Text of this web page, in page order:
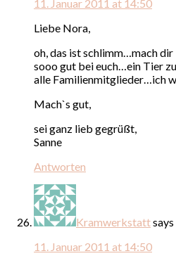
11. Januar 2011 at 14:50
Liebe Nora,
oh, das ist schlimm…mach
sooo gut bei euch…ein Tier
alle Familienmitglieder…ich
Mach`s gut,
sei ganz lieb gegrüßt,
Sanne
Antworten
Kramwerkstattsays
11. Januar 2011 at 14:50